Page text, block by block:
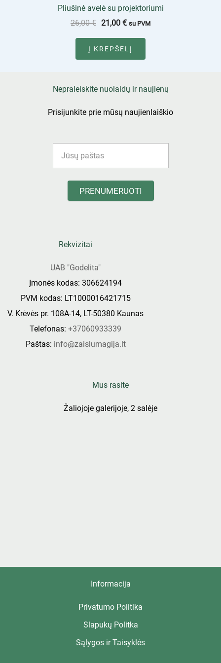
Pliušinė avelė su projektoriumi
26,00€ 21,00 € su PVM
Į KREPŠELĮ
Nepraleiskite nuolaidų ir naujienų
Prisijunkite prie mūsų naujienlaiškio
PRENUMERUOTI
Rekvizitai
UAB "Godelita"
Įmonės kodas: 306624194
PVM kodas: LT1000016421715
V. Krėvės pr. 108A-14, LT-50380 Kaunas
Telefonas: +37060933339
Paštas: info@zaislumagija.lt
Mus rasite
Žaliojoje galerijoje, 2 salėje
Informacija
Privatumo Politika
Slapukų Politka
Sąlygos ir Taisyklės